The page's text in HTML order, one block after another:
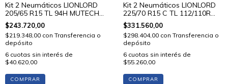
Kit 2 Neumáticos LIONLORD
205/65 R15 TL 94H MUTECH
H01
$243.720,00
$219.348,00 con Transferencia o
depósito
6 cuotas sin interés de
$40.620,00
COMPRAR
Kit 2 Neumáticos LIONLORD
225/70 R15 C TL 112/110R
VANSTAR C01
$331.560,00
$298.404,00 con Transferencia o
depósito
6 cuotas sin interés de
$55.260,00
COMPRAR